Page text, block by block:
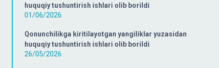
huquqiy tushuntirish ishlari olib borildi
01/06/2026
Qonunchilikga kiritilayotgan yangiliklar yuzasidan
huquqiy tushuntirish ishlari olib borildi
26/05/2026